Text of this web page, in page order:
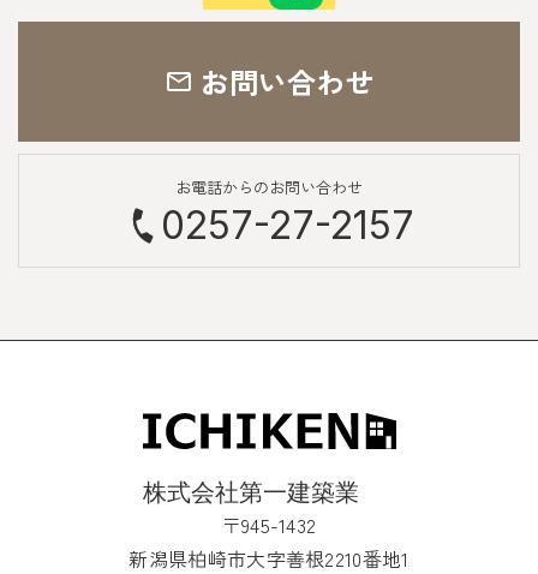
お問い合わせ
お電話からのお問い合わせ
0257-27-2157
〒945-1432
新潟県柏崎市大字善根2210番地1